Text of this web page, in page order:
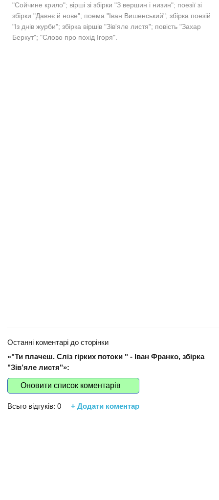
"Сойчине крило"; вірші зі збірки "З вершин і низин"; поезії зі
збірки "Давнє й нове"; поема "Іван Вишенський"; збірка поезій
"Із днів журби"; збірка віршів "Зів'яле листя"; повість "Захар
Беркут"; "Слово про похід Ігоря".
Останні коментарі до сторінки
«"Ти плачеш. Сліз гірких потоки " - Іван Франко, збірка
"Зів’яле листя"»:
Оновити список коментарів
Всьго відгуків: 0 + Додати коментар